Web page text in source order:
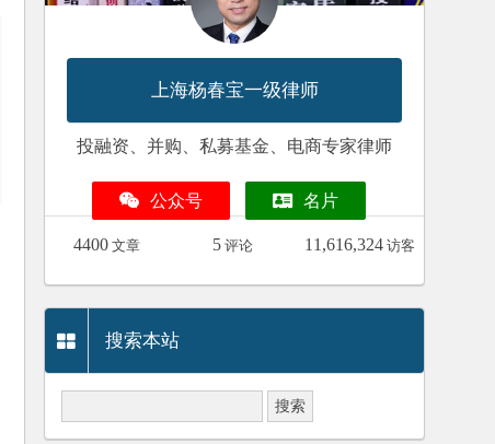
上海杨春宝一级律师
投融资、并购、私募基金、电商专家律师
公众号 名片
4400 文章 5 评论 11,616,324 访客
搜索本站